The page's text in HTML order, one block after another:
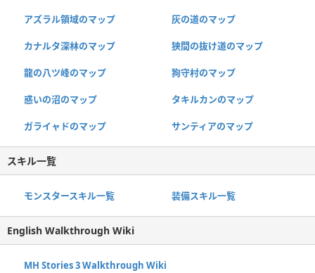
アズラル領域のマップ 灰の道のマップ
カナルタ深林のマップ 狭間の抜け道のマップ
龍の八ツ峰のマップ 狗守村のマップ
惑いの沼のマップ タキルカンのマップ
ガライャドのマップ サンティアのマップ
スキル一覧
モンスタースキル一覧 装備スキル一覧
English Walkthrough Wiki
MH Stories 3 Walkthrough Wiki